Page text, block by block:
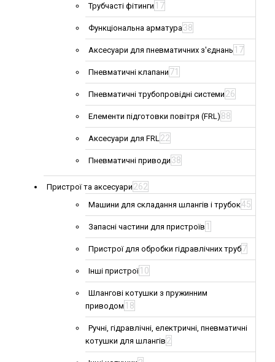
Трубчасті фітинги 17
Функціональна арматура38
Аксесуари для пневматичних з'єднань 17
Пневматичні клапани 71
Пневматичні трубопровідні системи 26
Елементи підготовки повітря (FRL) 88
Аксесуари для FRL22
Пневматичні приводи 38
Пристрої та аксесуари 262
Машини для складання шлангів і трубок45
Запасні частини для пристроїв 1
Пристрої для обробки гідравлічних труб7
Інші пристрої 10
Шлангові котушки з пружинним
приводом 18
Ручні, гідравлічні, електричні, пневматичні
котушки для шлангів 2